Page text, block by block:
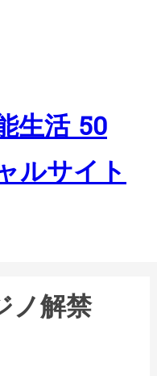
生活 50
ルサイト
ノ解禁